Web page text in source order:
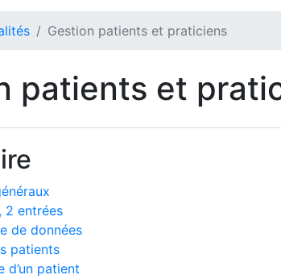
Gestion patients et praticiens
patients et
2 entrées
de données
patients
d’un patient